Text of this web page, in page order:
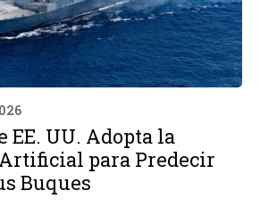
EE. UU. Adopta la
para Predecir
Buques